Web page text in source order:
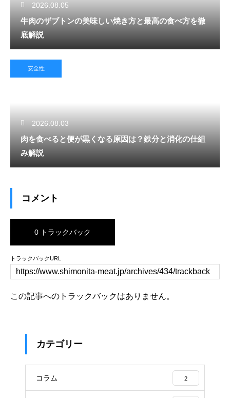
2026.08.05
牛肉のザブトンの美味しい焼き方と最高の食べ方を徹
底解説
安全性
2026.08.03
肉を食べると便が黒くなる原因は？鉄分と消化の仕組
み解説
コメント
0 トラックバック
トラックバックURL
この記事へのトラックバックはありません。
カテゴリー
コラム 2